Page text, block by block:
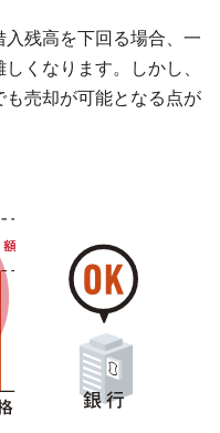
残高を下回る場合、一
くなります。しかし、
売却が可能となる点が